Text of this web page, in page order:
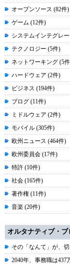
オープンソース (82件)
ゲーム (12件)
システムインテグレ
テクノロジー (5件)
ネットワーキング (5
ハードウェア (2件)
ビジネス (194件)
ブログ (11件)
ミドルウェア (2件)
モバイル (305件)
欧州ニュース (464件)
欧州委員会 (17件)
特許 (10件)
社会 (165件)
著作権 (11件)
音楽 (20件)
オルタナティブ・
その「なんて」が、
2040年、事務職は